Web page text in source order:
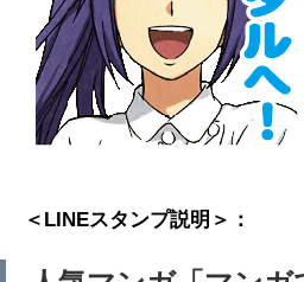
＜LINEスタンプ説明＞：